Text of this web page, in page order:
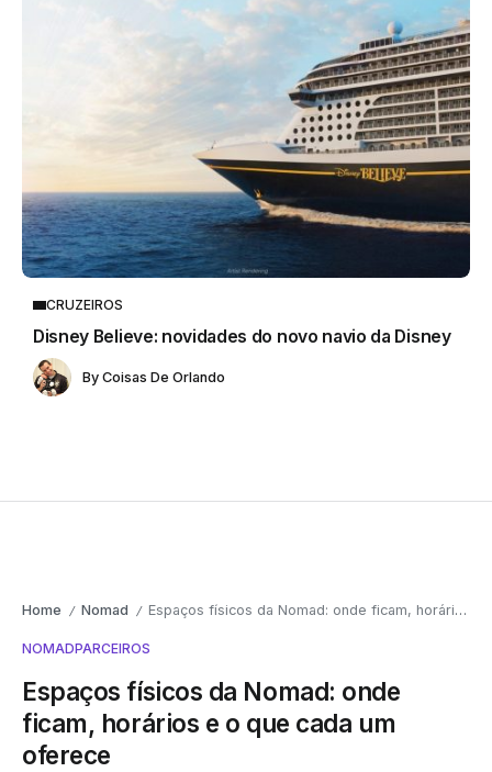
CRUZEIROS
Disney Believe: novidades do novo navio da Disney
By Coisas De Orlando
Home / Nomad / Espaços físicos da Nomad: onde ficam, horários e o que cada um oferece
NOMADPARCEIROS
Espaços físicos da Nomad: onde
ficam, horários e o que cada um
oferece